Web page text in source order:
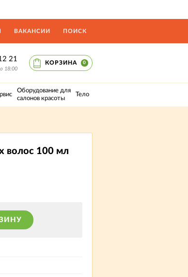
ВАКАНСИИ ПОИСК
21
18:00
КОРЗИНА 0
Оборудование для
салонов красоты
Тело
волос 100 мл